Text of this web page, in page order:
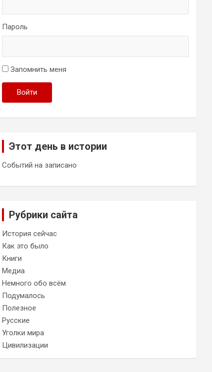
Пароль
Запомнить меня
Войти
Этот день в истории
Событий на записано
Рубрики сайта
История сейчас
Как это было
Книги
Медиа
Немного обо всём
Подумалось
Полезное
Русские
Уголки мира
Цивилизации